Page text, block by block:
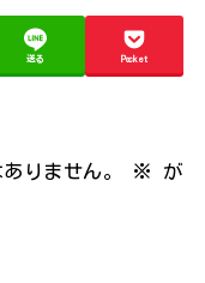
送る Pocket
りません。 ※
が